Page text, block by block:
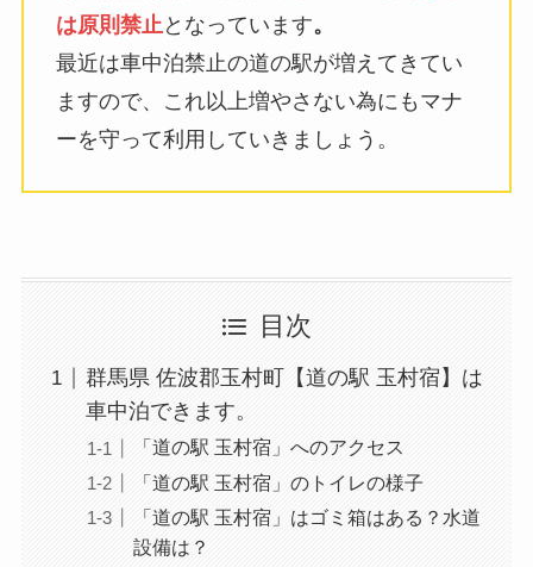
は原則禁止 となっています。
最近は車中泊禁止の道の駅が増えてきてい
ますので、これ以上増やさない為にもマナ
ーを守って利用していきましょう。
目次
群馬県 佐波郡玉村町【道の駅 玉村宿】は
車中泊できます。
「道の駅 玉村宿」へのアクセス
「道の駅 玉村宿」のトイレの様子
「道の駅 玉村宿」はゴミ箱はある？水道
設備は？